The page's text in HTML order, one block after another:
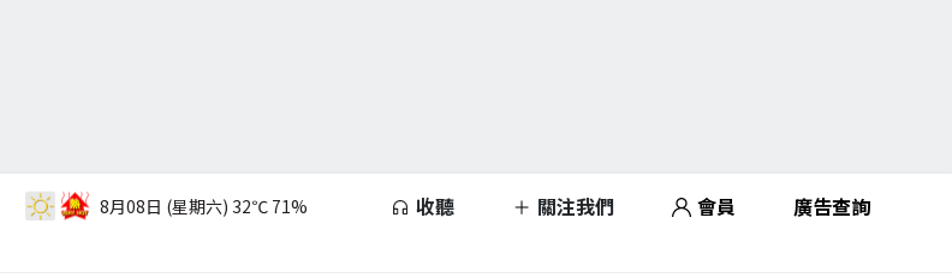
8月08日 (星期六) 32℃ 71% 收聽 關注我們 會員 廣告查詢